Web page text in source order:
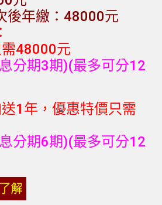
後年繳：48000元
48000元
分期3期)(最多可分12
1年，優惠特價只需
分期6期)(最多可分12